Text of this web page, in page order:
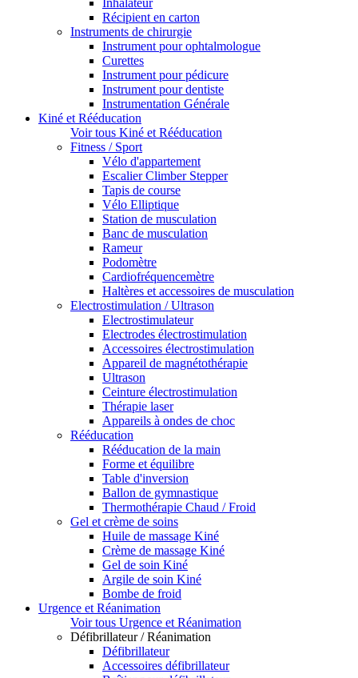
Inhalateur
Récipient en carton
Instruments de chirurgie
Instrument pour ophtalmologue
Curettes
Instrument pour pédicure
Instrument pour dentiste
Instrumentation Générale
Kiné et Rééducation
Voir tous Kiné et Rééducation
Fitness / Sport
Vélo d'appartement
Escalier Climber Stepper
Tapis de course
Vélo Elliptique
Station de musculation
Banc de musculation
Rameur
Podomètre
Cardiofréquencemètre
Haltères et accessoires de musculation
Electrostimulation / Ultrason
Electrostimulateur
Electrodes électrostimulation
Accessoires électrostimulation
Appareil de magnétothérapie
Ultrason
Ceinture électrostimulation
Thérapie laser
Appareils à ondes de choc
Rééducation
Rééducation de la main
Forme et équilibre
Table d'inversion
Ballon de gymnastique
Thermothérapie Chaud / Froid
Gel et crème de soins
Huile de massage Kiné
Crème de massage Kiné
Gel de soin Kiné
Argile de soin Kiné
Bombe de froid
Urgence et Réanimation
Voir tous Urgence et Réanimation
Défibrillateur / Réanimation
Défibrillateur
Accessoires défibrillateur